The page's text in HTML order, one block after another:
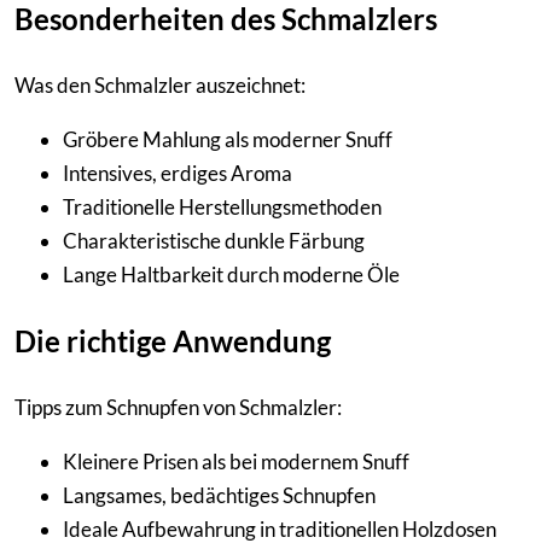
Besonderheiten des Schmalzlers
Was den Schmalzler auszeichnet:
Gröbere Mahlung als moderner Snuff
Intensives, erdiges Aroma
Traditionelle Herstellungsmethoden
Charakteristische dunkle Färbung
Lange Haltbarkeit durch moderne Öle
Die richtige Anwendung
Tipps zum Schnupfen von Schmalzler:
Kleinere Prisen als bei modernem Snuff
Langsames, bedächtiges Schnupfen
Ideale Aufbewahrung in traditionellen Holzdosen